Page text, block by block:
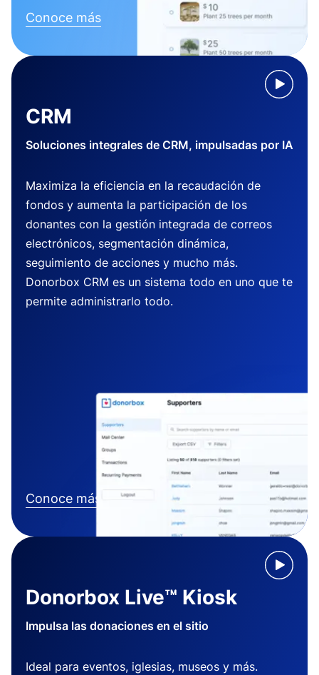
Conoce más
CRM
Soluciones integrales de CRM, impulsadas por IA
Maximiza la eficiencia en la recaudación de
fondos y aumenta la participación de los
donantes con la gestión integrada de correos
electrónicos, segmentación dinámica,
seguimiento de acciones y mucho más.
Donorbox CRM es un sistema todo en uno que te
permite administrarlo todo.
Conoce más
Donorbox Live™ Kiosk
Impulsa las donaciones en el sitio
Ideal para eventos, iglesias, museos y más.